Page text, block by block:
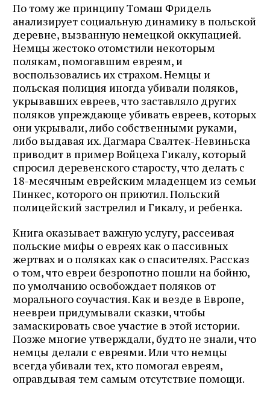
По тому же принципу Томаш Фридель
анализирует социальную динамику в польской
деревне, вызванную немецкой оккупацией.
Немцы жестоко отомстили некоторым
полякам, помогавшим евреям, и
воспользовались их страхом. Немцы и
польская полиция иногда убивали поляков,
укрывавших евреев, что заставляло других
поляков упреждающе убивать евреев, которых
они укрывали, либо собственными руками,
либо выдавая их. Дагмара Свалтек-Невиньска
приводит в пример Войцеха Гикалу, который
спросил деревенского старосту, что делать с
18-месячным еврейским младенцем из семьи
Пинкес, которого он приютил. Польский
полицейский застрелил и Гикалу, и ребенка.
Книга оказывает важную услугу, рассеивая
польские мифы о евреях как о пассивных
жертвах и о поляках как о спасителях. Рассказ
о том, что евреи безропотно пошли на бойню,
по умолчанию освобождает поляков от
морального соучастия. Как и везде в Европе,
неевреи придумывали сказки, чтобы
замаскировать свое участие в этой истории.
Позже многие утверждали, будто не знали, что
немцы делали с евреями. Или что немцы
всегда убивали тех, кто помогал евреям,
оправдывая тем самым отсутствие помощи.